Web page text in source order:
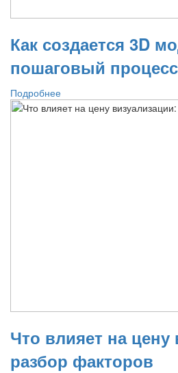
Как создается 3D
пошаговый
Подробнее
Что влияет на цену
разбор факторов